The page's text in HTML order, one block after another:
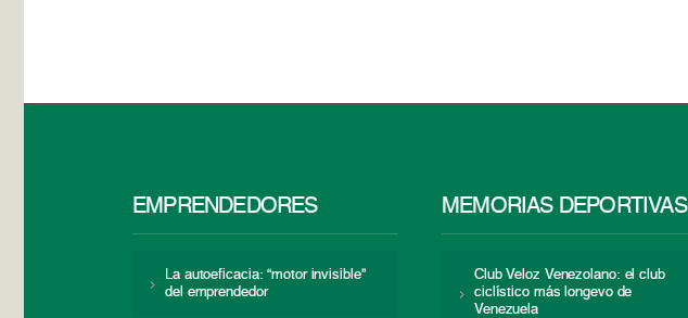
EMPRENDEDORES
La autoeficacia: “motor invisible”
del emprendedor
MEMORIAS DEPORTIVAS
Club Veloz Venezolano: el club
ciclístico más longevo de
Venezuela